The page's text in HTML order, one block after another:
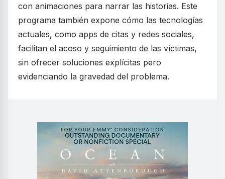
con animaciones para narrar las historias. Este
programa también expone cómo las tecnologías
actuales, como apps de citas y redes sociales,
facilitan el acoso y seguimiento de las víctimas,
sin ofrecer soluciones explícitas pero
evidenciando la gravedad del problema.